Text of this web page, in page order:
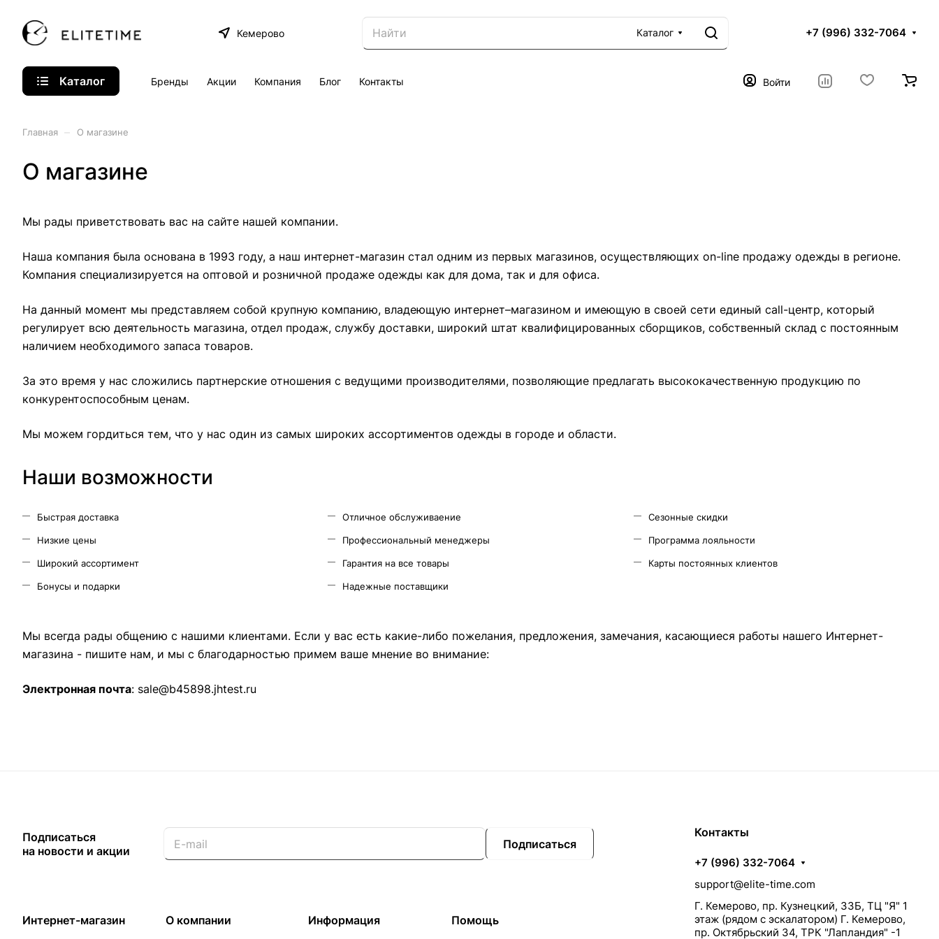
Кемерово Каталог +7 (996) 332-7064
Каталог Бренды Акции Компания Блог Контакты Войти
Главная О магазине
О магазине
Мы рады приветствовать вас на сайте нашей компании.
Наша компания была основана в 1993 году, а наш интернет-магазин стал одним из первых магазинов, осуществляющих on-line продажу одежды в регионе.
Компания специализируется на оптовой и розничной продаже одежды как для дома, так и для офиса.
На данный момент мы представляем собой крупную компанию, владеющую интернет–магазином и имеющую в своей сети единый call-центр, который
регулирует всю деятельность магазина, отдел продаж, службу доставки, широкий штат квалифицированных сборщиков, собственный склад c постоянным
наличием необходимого запаса товаров.
За это время у нас сложились партнерские отношения с ведущими производителями, позволяющие предлагать высококачественную продукцию по
конкурентоспособным ценам.
Мы можем гордиться тем, что у нас один из самых широких ассортиментов одежды в городе и области.
Наши возможности
Быстрая доставка
Низкие цены
Широкий ассортимент
Бонусы и подарки
Отличное обслуживаение
Профессиональный менеджеры
Гарантия на все товары
Надежные поставщики
Сезонные скидки
Программа лояльности
Карты постоянных клиентов
Мы всегда рады общению с нашими клиентами. Если у вас есть какие-либо пожелания, предложения, замечания, касающиеся работы нашего Интернет-
магазина - пишите нам, и мы с благодарностью примем ваше мнение во внимание:
Электронная почта: sale@b45898.jhtest.ru
Подписаться
на новости и акции
Подписаться
Интернет-магазин О компании Информация Помощь
Контакты
+7 (996) 332-7064
support@elite-time.com
Г. Кемерово, пр. Кузнецкий, 33Б, ТЦ "Я" 1
этаж (рядом с эскалатором) Г. Кемерово,
пр. Октябрьский 34, ТРК "Лапландия" -1